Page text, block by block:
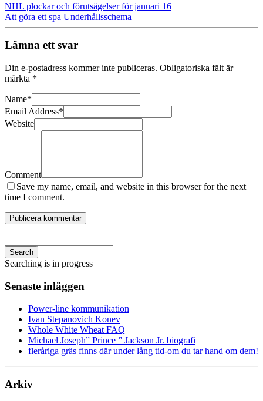
NHL plockar och förutsägelser för januari 16
Att göra ett spa Underhållsschema
Lämna ett svar
Din e-postadress kommer inte publiceras. Obligatoriska fält är
märkta *
Name*
Email Address*
Website
Comment
Save my name, email, and website in this browser for the next
time I comment.
Search
Searching is in progress
Senaste inläggen
Power-line kommunikation
Ivan Stepanovich Konev
Whole White Wheat FAQ
Michael Joseph” Prince ” Jackson Jr. biografi
fleråriga gräs finns där under lång tid-om du tar hand om dem!
Arkiv